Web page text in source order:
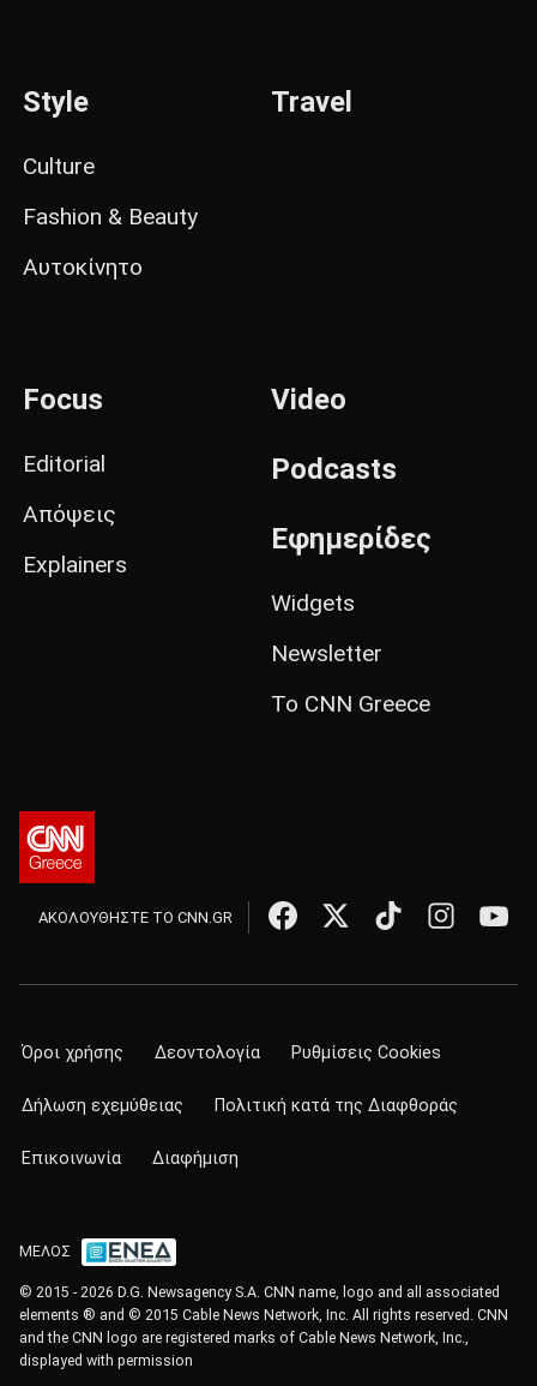
Style
Culture
Fashion & Beauty
Αυτοκίνητο
Travel
Focus
Editorial
Απόψεις
Explainers
Video
Podcasts
Εφημερίδες
Widgets
Newsletter
Το CNN Greece
ΑΚΟΛΟΥΘΗΣΤΕ ΤΟ CNN.GR
Όροι χρήσης Δεοντολογία Ρυθμίσεις Cookies
Δήλωση εχεμύθειας Πολιτική κατά της Διαφθοράς
Επικοινωνία Διαφήμιση
ΜΕΛΟΣ
© 2015 - 2026 D.G. Newsagency S.A. CNN name, logo and all associated
elements ® and © 2015 Cable News Network, Inc. All rights reserved. CNN
and the CNN logo are registered marks of Cable News Network, Inc.,
displayed with permission